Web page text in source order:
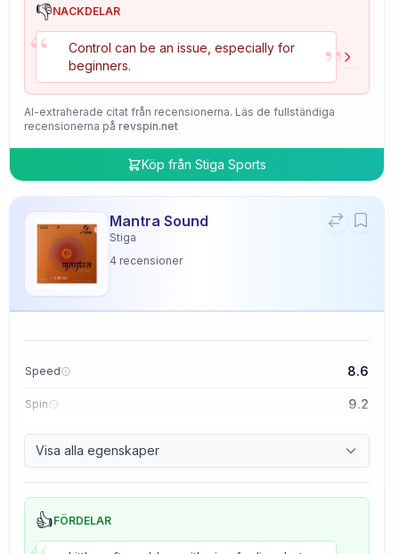
👎NACKDELAR
“
Control can be an issue, especially for
beginners.
”
AI-extraherade citat från recensionerna. Läs de fullständiga
recensionerna på revspin.net
Köp från Stiga Sports
Mantra Sound
Stiga
4 recensioner
Speed 8.6
Spin 9.2
Control 9.4
Tackiness 2.0
Visa alla egenskaper
👍FÖRDELAR